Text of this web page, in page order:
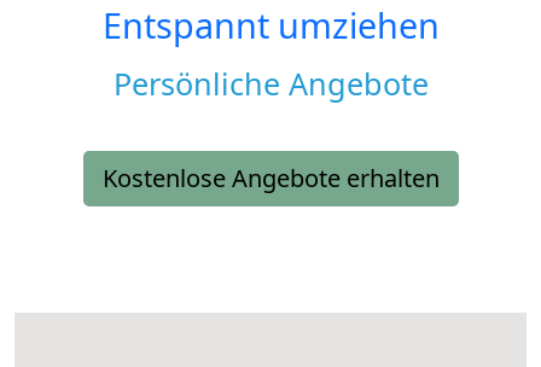
Entspannt umziehen
Persönliche Angebote
Kostenlose Angebote erhalten